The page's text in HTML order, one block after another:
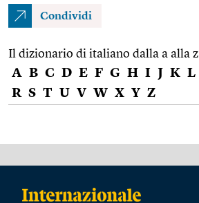
Condividi
Il dizionario di italiano dalla a alla z
A B C D E F G H I J K L
R S T U V W X Y Z